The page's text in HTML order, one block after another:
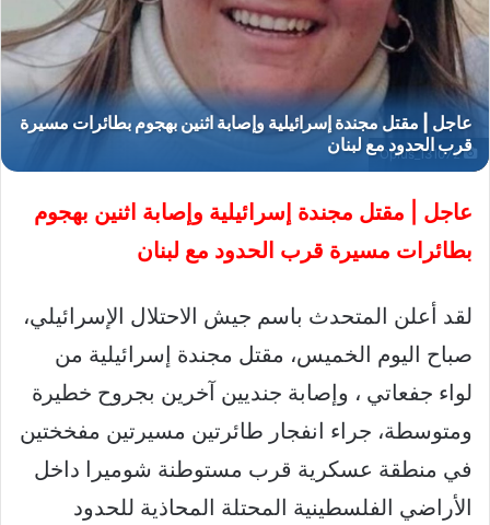
Oplus_131072
عاجل | مقتل مجندة إسرائيلية وإصابة اثنين بهجوم
بطائرات مسيرة قرب الحدود مع لبنان
لقد أعلن المتحدث باسم جيش الاحتلال الإسرائيلي،
صباح اليوم الخميس، مقتل مجندة إسرائيلية من
لواء جفعاتي ، وإصابة جنديين آخرين بجروح خطيرة
ومتوسطة، جراء انفجار طائرتين مسيرتين مفخختين
في منطقة عسكرية قرب مستوطنة شوميرا داخل
الأراضي الفلسطينية المحتلة المحاذية للحدود